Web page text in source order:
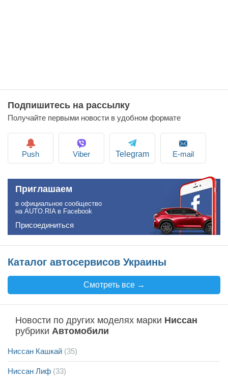
Подпишитесь на рассылку
Получайте первыми новости в удобном формате
Push Viber Telegram E-mail
Приглашаем
в официальное сообщество
на AUTO.RIA в Facebook
Присоединиться
Каталог автосервисов Украины
Смотреть все →
Новости по других моделях марки Ниссан
рубрики Автомобили
Ниссан Кашкай (35)
Ниссан Лиф (33)